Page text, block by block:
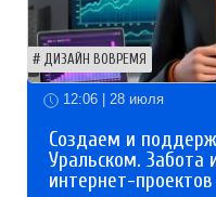
ДИЗАЙН ВОВРЕМЯ
12:06 | 28 июля
Создаем и
Уральском.
интернет-проектов